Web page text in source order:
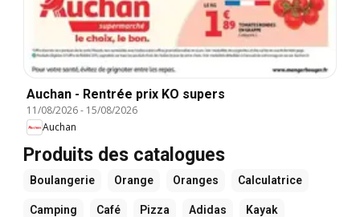
Auchan - Rentrée prix KO supers
11/08/2026- 15/08/2026
Auchan
Produits des catalogues
Boulangerie Orange Oranges Calculatrice
Camping Café Pizza Adidas Kayak